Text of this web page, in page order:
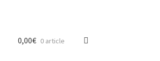
0,00€ 0 article